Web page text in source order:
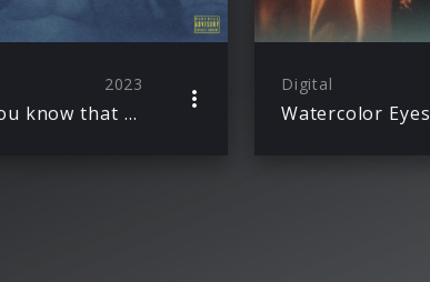
2023
Did you know that there’s a tunnel under Ocean Blvd
Digital
Watercolor Eyes